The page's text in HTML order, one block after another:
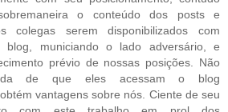
o conteúdo dos posts e
colegas serem disponibilizados com
blog, municiando o lado adversário, e
prévio de nossas posições. Não
de que eles acessam o blog
vantagens sobre nós. Ciente de seu